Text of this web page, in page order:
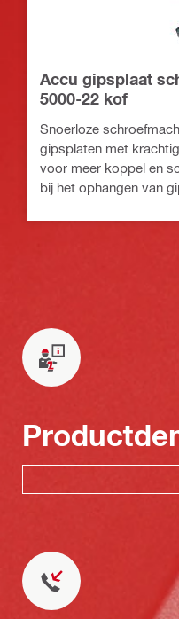
Accu gipsplaat
5000-22 kof
Snoerloze
gipsplaten met
voor meer koppel en
bij het ophangen van